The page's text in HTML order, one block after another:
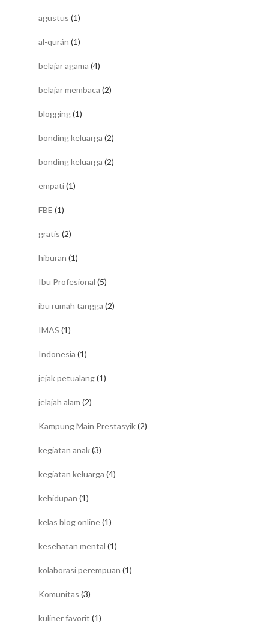
agustus (1)
al-qurán (1)
belajar agama (4)
belajar membaca (2)
blogging(1)
bonding keluarga (2)
bonding keluarga (2)
empati(1)
FBE (1)
gratis (2)
hiburan (1)
Ibu Profesional (5)
ibu rumah tangga (2)
IMAS (1)
Indonesia (1)
jejak petualang(1)
jelajah alam (2)
Kampung Main Prestasyik(2)
kegiatan anak(3)
kegiatan keluarga (4)
kehidupan (1)
kelas blog online(1)
kesehatan mental (1)
kolaborasi perempuan (1)
Komunitas (3)
kuliner favorit (1)